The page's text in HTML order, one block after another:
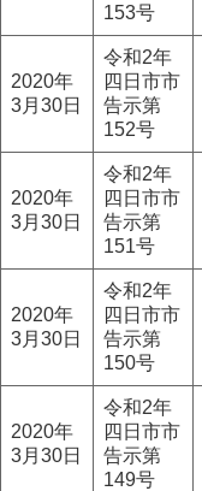
153号
2020年
3月30日
令和2年
四日市市
告示第
152号
2020年
3月30日
令和2年
四日市市
告示第
151号
2020年
3月30日
令和2年
四日市市
告示第
150号
2020年
3月30日
令和2年
四日市市
告示第
149号